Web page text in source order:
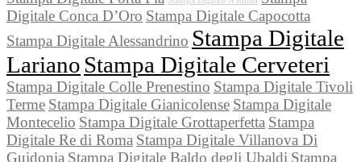
Digitale Conca D’Oro Stampa Digitale Capocotta
Stampa Digitale Alessandrino Stampa Digitale
Lariano Stampa Digitale Cerveteri
Stampa Digitale Colle Prenestino Stampa Digitale Tivoli
Terme Stampa Digitale Gianicolense Stampa Digitale
Montecelio Stampa Digitale Grottaperfetta Stampa
Digitale Re di Roma Stampa Digitale Villanova Di
Guidonia Stampa Digitale Baldo degli Ubaldi Stampa